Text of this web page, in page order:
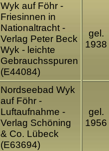
Wyk auf Föhr -
Friesinnen in
Nationaltracht -
Verlag Peter Beck
Wyk - leichte
Gebrauchsspuren
(E44084)
gel.
1938
Nordseebad Wyk
auf Föhr -
Luftaufnahme -
Verlag Schöning
& Co. Lübeck
(E63694)
gel.
1956